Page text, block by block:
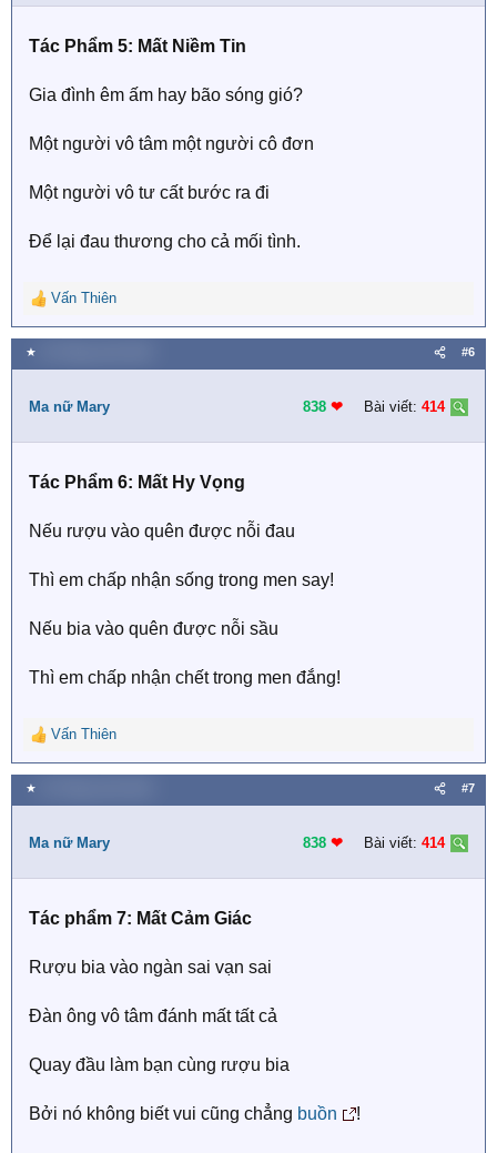
n
:
Tác Phẩm 5: Mất Niềm Tin
Gia đình êm ấm hay bão sóng gió?
Một người vô tâm một người cô đơn
Một người vô tư cất bước ra đi
Để lại đau thương cho cả mối tình.
R
e
a
c
i
n
:
Vấn Thiên
★ #6
Ma nữ Mary 838 ❤︎ Bài viết: 414
Tác Phẩm 6: Mất Hy Vọng
Nếu rượu vào quên được nỗi đau
Thì em chấp nhận sống trong men say!
Nếu bia vào quên được nỗi sầu
Thì em chấp nhận chết trong men đắng!
R
e
a
c
i
n
:
Vấn Thiên
★ #7
Ma nữ Mary 838 ❤︎ Bài viết: 414
Tác phẩm 7: Mất Cảm Giác
Rượu bia vào ngàn sai vạn sai
Đàn ông vô tâm đánh mất tất cả
Quay đầu làm bạn cùng rượu bia
Bởi nó không biết vui cũng chẳng buồn !